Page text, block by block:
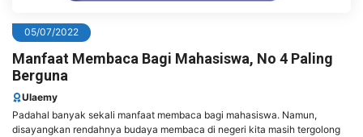
05/07/2022
Manfaat Membaca Bagi Mahasiswa, No 4 Paling
Berguna
Ulaemy
Padahal banyak sekali manfaat membaca bagi mahasiswa. Namun,
disayangkan rendahnya budaya membaca di negeri kita masih tergolong